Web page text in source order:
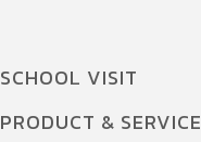
SCHOOL VISIT
PRODUCT & SERVICE